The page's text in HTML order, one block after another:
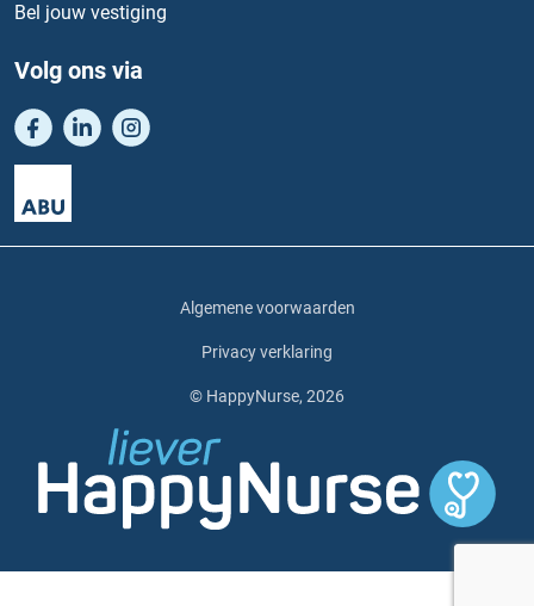
Bel jouw vestiging
Volg ons via
Algemene voorwaarden
Privacy verklaring
© HappyNurse, 2026